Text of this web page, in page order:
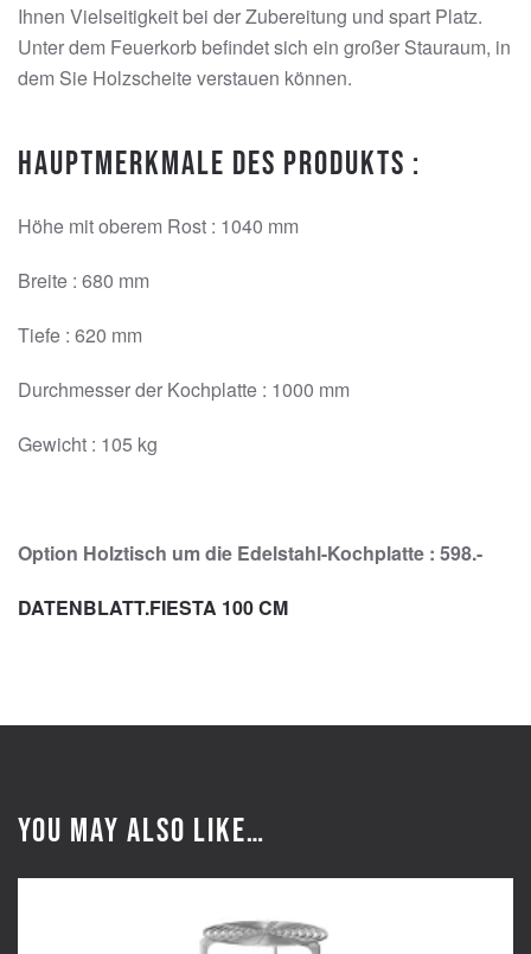
Ihnen Vielseitigkeit bei der Zubereitung und spart Platz.
Unter dem Feuerkorb befindet sich ein großer Stauraum, in
dem Sie Holzscheite verstauen können.
Hauptmerkmale des Produkts :
Höhe mit oberem Rost : 1040 mm
Breite : 680 mm
Tiefe : 620 mm
Durchmesser der Kochplatte : 1000 mm
Gewicht : 105 kg
Option Holztisch um die Edelstahl-Kochplatte : 598.-
DATENBLATT.FIESTA 100 CM
You may also like…